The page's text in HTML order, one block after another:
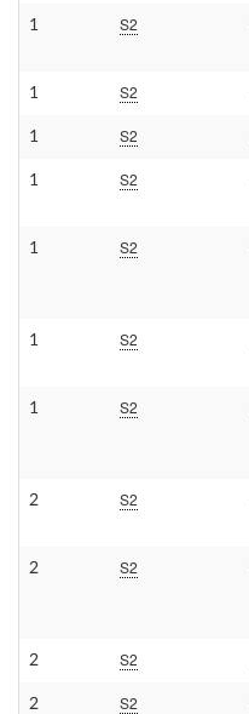
1 S2
1 S2
1 S2
1 S2
1 S2
1 S2
1 S2
2 S2
2 S2
2 S2
2 S2